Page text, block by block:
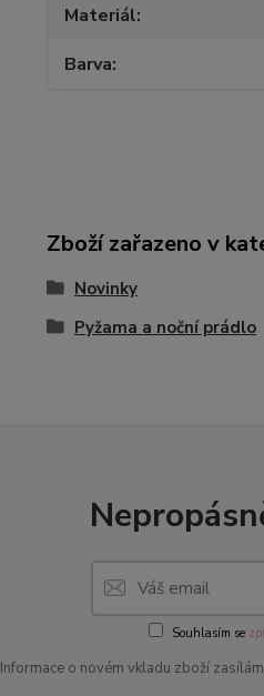
Materiál
Barva
Zboží zařazeno v
Novinky
Pyžama a noční prádlo
Souhlasím se
Informace o novém vkladu zboží